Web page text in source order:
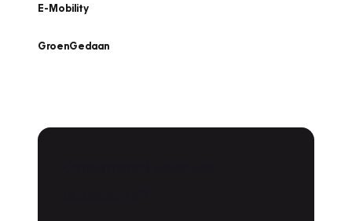
E-Mobility
GroenGedaan